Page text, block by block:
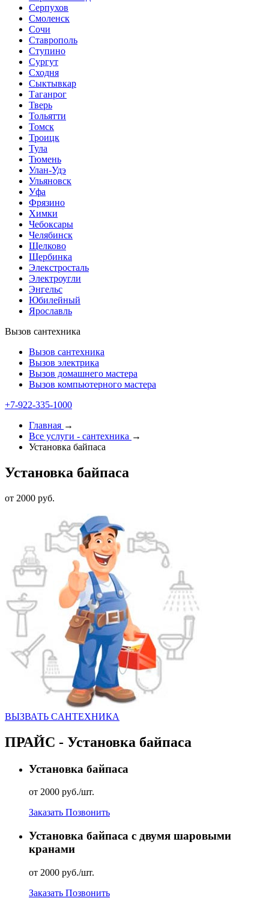
Серпухов
Смоленск
Сочи
Ставрополь
Ступино
Сургут
Сходня
Сыктывкар
Таганрог
Тверь
Тольятти
Томск
Троицк
Тула
Тюмень
Улан-Удэ
Ульяновск
Уфа
Фрязино
Химки
Чебоксары
Челябинск
Щелково
Щербинка
Элекстросталь
Электроугли
Энгельс
Юбилейный
Ярославль
Вызов сантехника
Вызов сантехника
Вызов электрика
Вызов домашнего мастера
Вызов компьютерного мастера
+7-922-335-1000
Главная →
Все услуги - cантехника →
Установка байпаса
Установка байпаса
от 2000 руб.
ВЫЗВАТЬ CАНТЕХНИКА
ПРАЙС - Установка байпаса
Установка байпаса
от 2000 руб./шт.
Заказать Позвонить
Установка байпаса с двумя шаровыми
кранами
от 2000 руб./шт.
Заказать Позвонить